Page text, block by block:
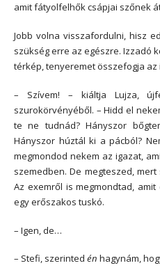
amit fátyolfelhők csápjai szőnek
Jobb volna visszafordulni, hisz
szükség erre az egészre. Izzadó
térkép, tenyeremet összefogja az
– Szívem! – kiáltja Lujza,
szurokörvényéből. – Hidd el
te ne tudnád? Hányszor
Hányszor húztál ki a pácból?
megmondod nekem az igazat,
szemedben. De megteszed,
Az exemről is megmondtad,
egy erőszakos tuskó.
– Igen, de…
– Stefi, szerinted én hagynám,